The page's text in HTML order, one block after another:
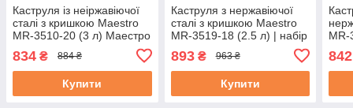
Каструля із неіржавіючої
сталі з кришкою Maestro
MR-3510-20 (3 л) Маестро
834 ₴ 884 ₴
Купити
Каструля з нержавіючої
сталі з кришкою Maestro
MR-3519-18 (2.5 л) | набір
посуду Маестро | каструлі
Маестро
893₴ 963 ₴
Купити
MR-
842